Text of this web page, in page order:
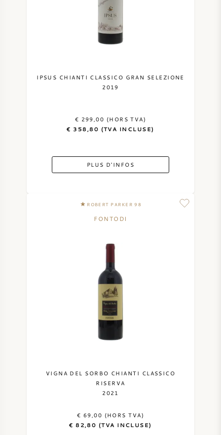
IPSUS CHIANTI CLASSICO GRAN SELEZIONE
2019
€ 299,00 (HORS TVA)
€ 358,80 (TVA INCLUSE)
PLUS D'INFOS
ROBERT PARKER 98
FONTODI
VIGNA DEL SORBO CHIANTI CLASSICO
RISERVA
2021
€ 69,00 (HORS TVA)
€ 82,80 (TVA INCLUSE)